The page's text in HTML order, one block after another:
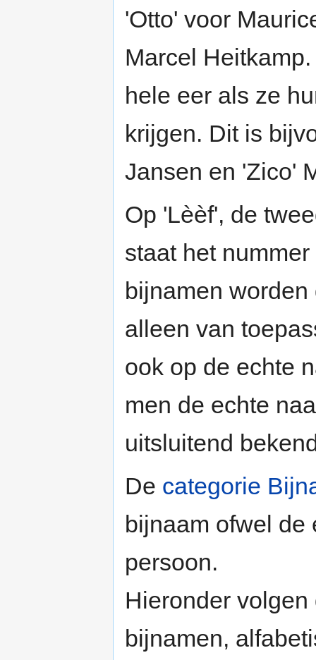
'Otto' voor
Marcel
hele eer als ze
krijgen. Dit is
Jansen en 'Zico'
Op 'Lèèf', de
staat het
bijnamen
alleen van
ook op de echte
men de echte
uitsluitend
De categorie
bijnaam ofwel de
persoon.
Hieronder
bijnamen,